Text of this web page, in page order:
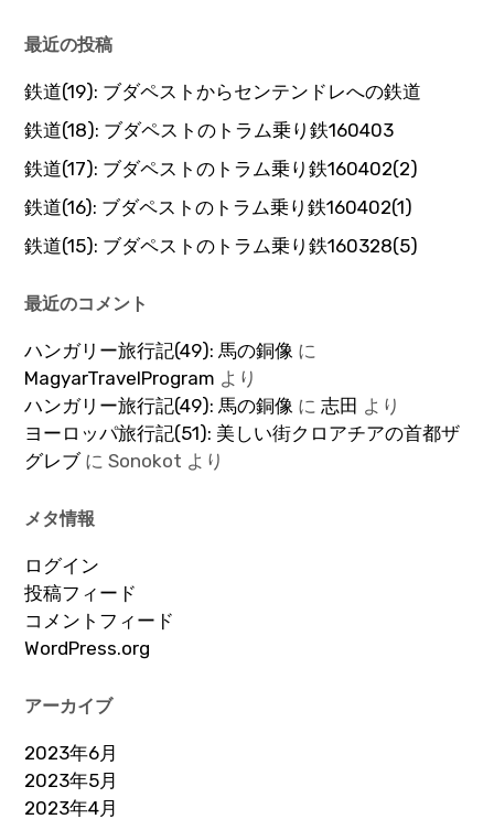
最近の投稿
鉄道(19): ブダペストからセンテンドレへの鉄道
鉄道(18): ブダペストのトラム乗り鉄160403
鉄道(17): ブダペストのトラム乗り鉄160402(2)
鉄道(16): ブダペストのトラム乗り鉄160402(1)
鉄道(15): ブダペストのトラム乗り鉄160328(5)
最近のコメント
ハンガリー旅行記(49): 馬の銅像 に
MagyarTravelProgram より
ハンガリー旅行記(49): 馬の銅像 に志田 より
ヨーロッパ旅行記(51): 美しい街クロアチアの首都ザ
グレブにSonokot より
メタ情報
ログイン
投稿フィード
コメントフィード
WordPress.org
アーカイブ
2023年6月
2023年5月
2023年4月